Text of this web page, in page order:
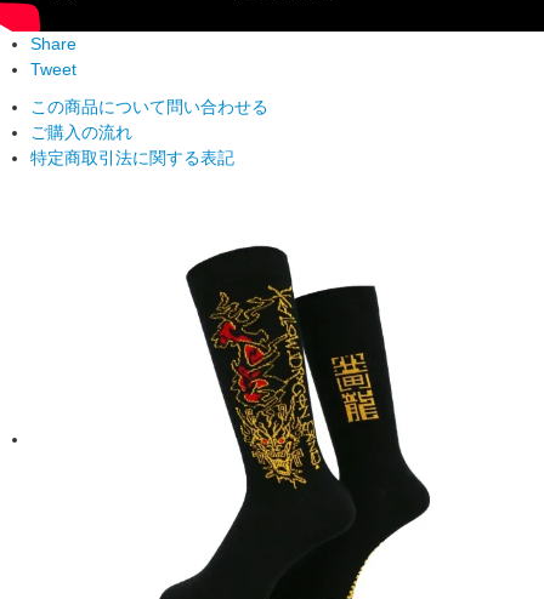
Share
Tweet
この商品について問い合わせる
ご購入の流れ
特定商取引法に関する表記